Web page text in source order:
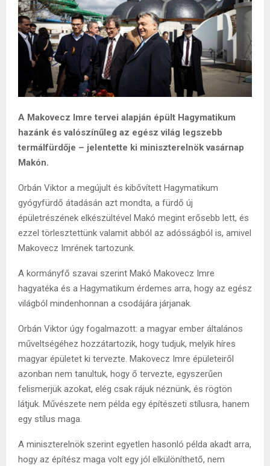
A Makovecz Imre tervei alapján épült Hagymatikum
hazánk és valószínűleg az egész világ legszebb
termálfürdője – jelentette ki miniszterelnök vasárnap
Makón.
Orbán Viktor a megújult és kibővített Hagymatikum
gyógyfürdő átadásán azt mondta, a fürdő új
épületrészének elkészültével Makó megint erősebb lett, és
ezzel törlesztettünk valamit abból az adósságból is, amivel
Makovecz Imrének tartozunk.
A kormányfő szavai szerint Makó Makovecz Imre
hagyatéka és a Hagymatikum érdemes arra, hogy az egész
világból mindenhonnan a csodájára járjanak.
Orbán Viktor úgy fogalmazott: a magyar ember általános
műveltségéhez hozzátartozik, hogy tudjuk, melyik híres
magyar épületet ki tervezte. Makovecz Imre épületeiről
azonban nem tanultuk, hogy ő tervezte, egyszerűen
felismerjük azokat, elég csak rájuk néznünk, és rögtön
látjuk. Művészete nem példa egy építészeti stílusra, hanem
egy stílus maga.
A miniszterelnök szerint egyetlen hasonló példa akadt arra,
hogy az építész maga volt egy jól elkülöníthető, nem